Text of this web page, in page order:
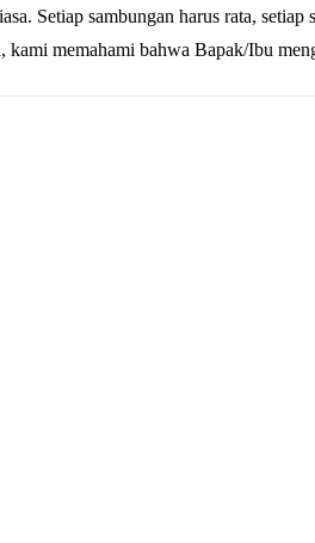
Setiap sambungan harus rata,
kami memahami bahwa Bapak/Ibu